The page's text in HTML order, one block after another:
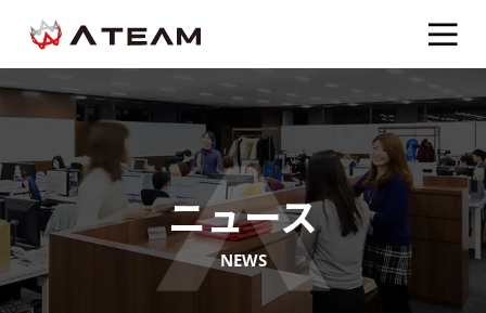
ニュース
NEWS